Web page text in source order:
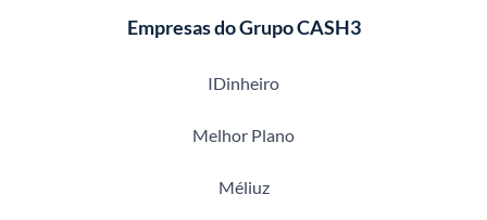
Empresas do Grupo CASH3
IDinheiro
Melhor Plano
Méliuz